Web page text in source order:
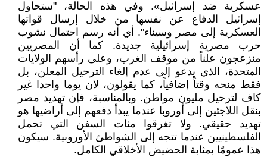
عسكرية ضد إسرائيل». وفي هذه الحالة، "ستحاول
إسرائيل الدفاع عن نفسها من خلال إرسال قواتها
العسكرية إلى مصر وسيناء". أي أنه رسم احتمال نشوب
حرب مصرية إسرائيلية جديدة. كما أن المصريين
منزعجون علناً من موقف الغرب، وعلى رأسهم الولايات
المتحدة، الذي يدعو إلى عدم إلغاء الترحيل المعلن، بل
فقط منحه وقتاً إضافياً، كما يقولون، لان يوما واحدا غير
كاف لترحيل مليون مواطن. وبالمناسبة، فإن تهديد مصر
بنقل اللاجئين إلى أوروبا عندما يبدأ دفعهم إلى أراضيها هو
تهديد حقيقي. ولا تغرقوا مئات السفن التي تحمل
الفلسطينيين عندما تتجه إلى الشواطئ الأوروبية. سيكون
هذا عمومًا بمثابة الحضيض الأخلاقي الكامل.